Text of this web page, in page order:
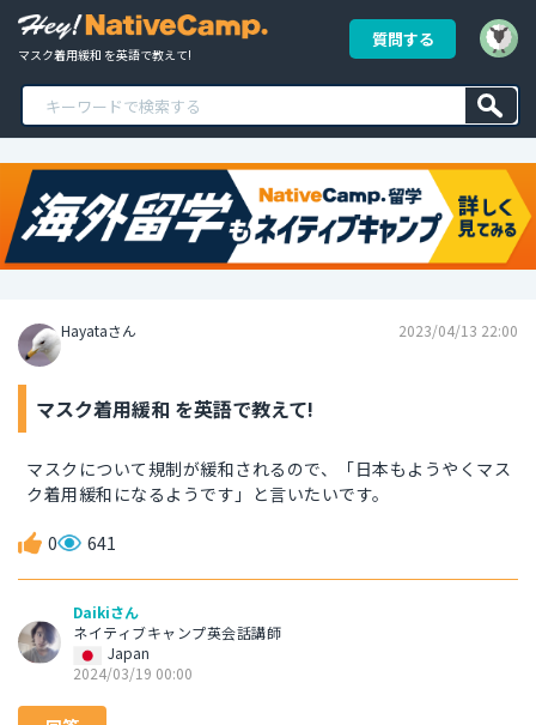
マスク着用緩和 を英語で教えて!
質問する
Hayataさん 2023/04/13 22:00
マスク着用緩和 を英語で教えて!
マスクについて規制が緩和されるので、「日本もようやくマス
ク着用緩和になるようです」と言いたいです。
0 641
Daikiさん
ネイティブキャンプ英会話講師
Japan
2024/03/19 00:00